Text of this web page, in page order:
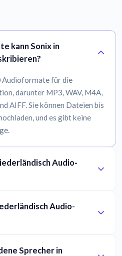
kann Sonix in
Audioformate für die
darunter MP3, WAV, M4A,
AIFF. Sie können Dateien bis
und es gibt keine
Audio-
Audio-
Sprecher in